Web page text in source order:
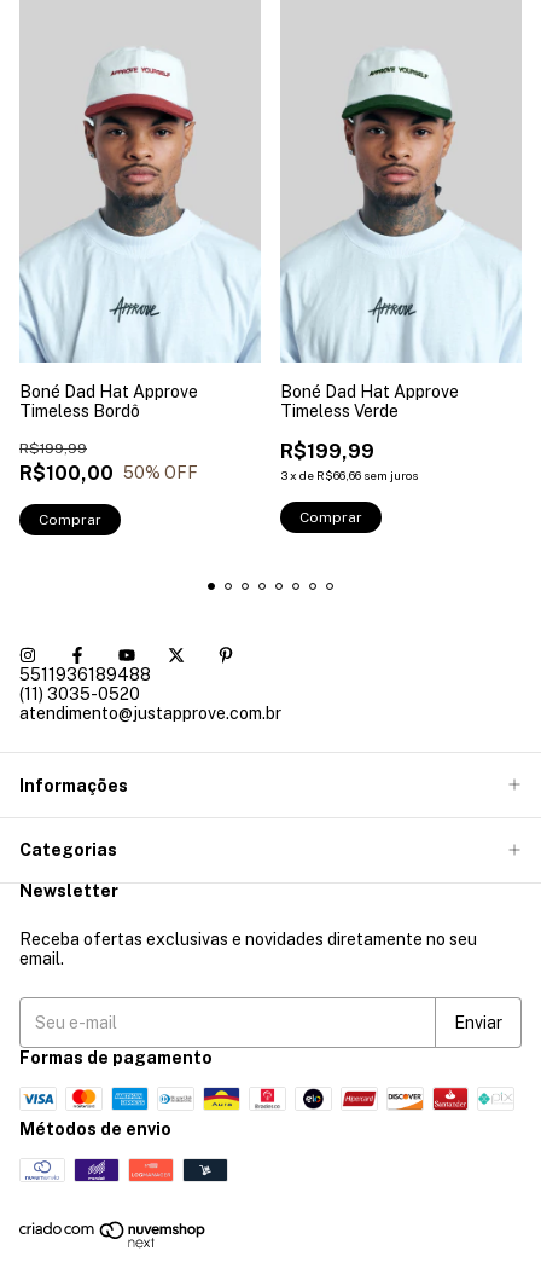
Boné Dad Hat Approve
Timeless Bordô
R$100,00
R$199,99
50% OFF
Comprar
Boné Dad Hat Approve
Timeless Verde
R$199,99
3x de R$66,66 sem juros
Comprar
5511936189488
(11) 3035-0520
atendimento@justapprove.com.br
Informações
Categorias
Newsletter
Receba ofertas exclusivas e novidades diretamente no seu
email.
Formas de pagamento
Métodos de envio